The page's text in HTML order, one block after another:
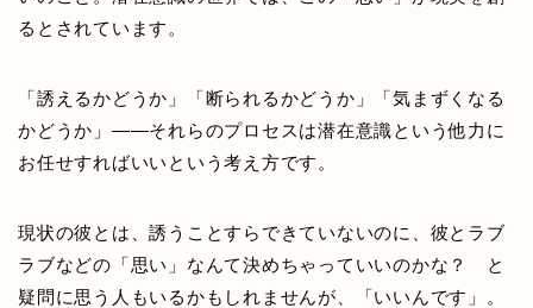
るとされています。
「誘えるかどうか」「断られるかどうか」「気まずくなる
かどうか」——それらのプロセスは潜在意識という他力に
お任せすればいいという考え方です。
現状の彼とは、誘うことすらできていないのに、彼とラブ
ラブなどの「思い」なんて決めちゃっていいのかな？ と
疑問に思う人もいるかもしれませんが、「いいんです」。